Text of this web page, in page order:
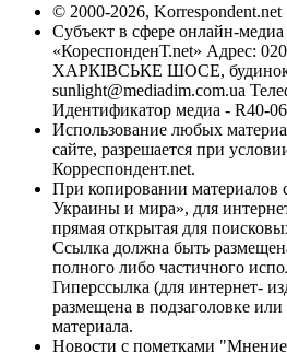
© 2000-2026, Korrespondent.net
Субъект в сфере онлайн-
«КореспонденТ.net» Адрес:
ХАРКІВСЬКЕ ШОСЕ, будинок
sunlight@mediadim.com.ua
Идентификатор медиа - R40-
Использование любых
сайте, разрешается при
Корреспондент.net.
При копировании материалов
Украины и мира», для
прямая открытая для
Ссылка должна быть
полного либо частичного
Гиперссылка (для интернет-
размещена в подзаголовке
материала.
Новости с пометками